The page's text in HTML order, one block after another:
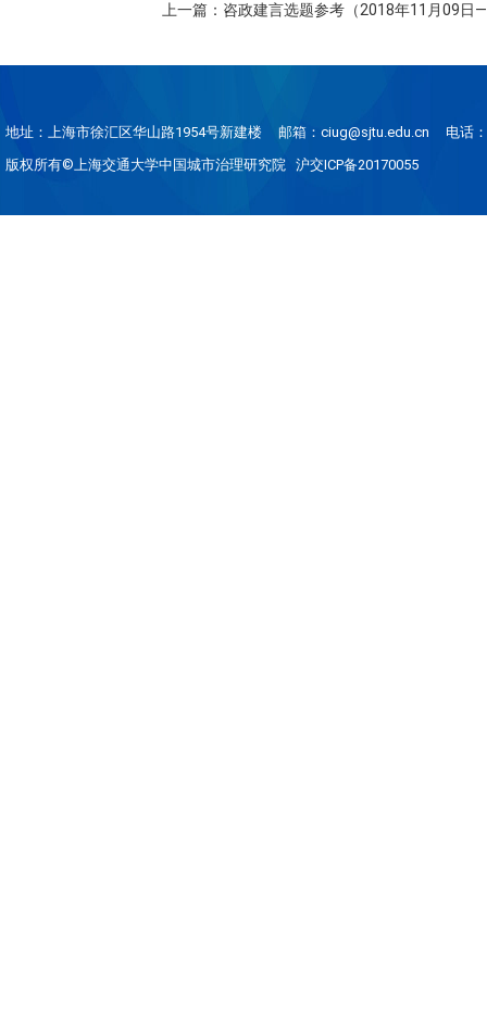
上一篇：咨政建言选题参考（2018年11月09日
地址：上海市徐汇区华山路1954号新建楼 邮箱：ciug@sjtu.edu.cn 电话
版权所有©上海交通大学中国城市治理研究院 沪交ICP备20170055